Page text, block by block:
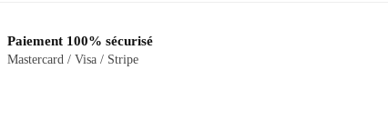
Paiement 100% sécurisé
Mastercard / Visa / Stripe